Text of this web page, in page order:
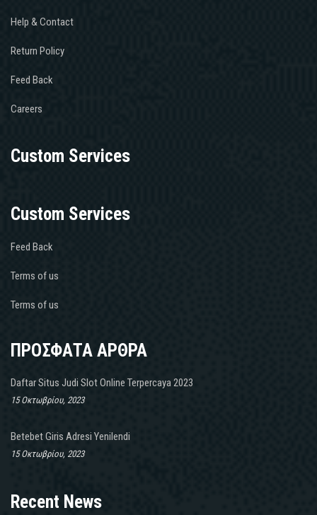
Help & Contact
Return Policy
Feed Back
Careers
Custom Services
Custom Services
Feed Back
Terms of us
Terms of us
ΠΡΟΣΦΑΤΑ ΑΡΘΡΑ
Daftar Situs Judi Slot Online Terpercaya 2023
15 Οκτωβρίου, 2023
Betebet Giris Adresi Yenilendi
15 Οκτωβρίου, 2023
Recent News